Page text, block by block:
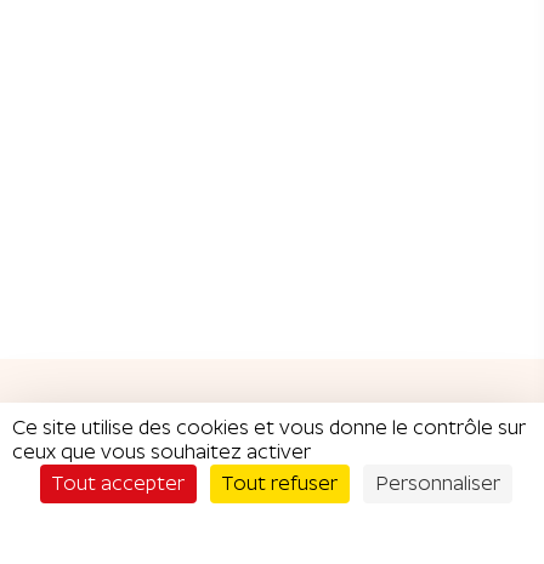
Ce site utilise des cookies et vous donne le contrôle sur
ceux que vous souhaitez activer
Tout accepter
Tout refuser Personnaliser
CATÉGORIES DE